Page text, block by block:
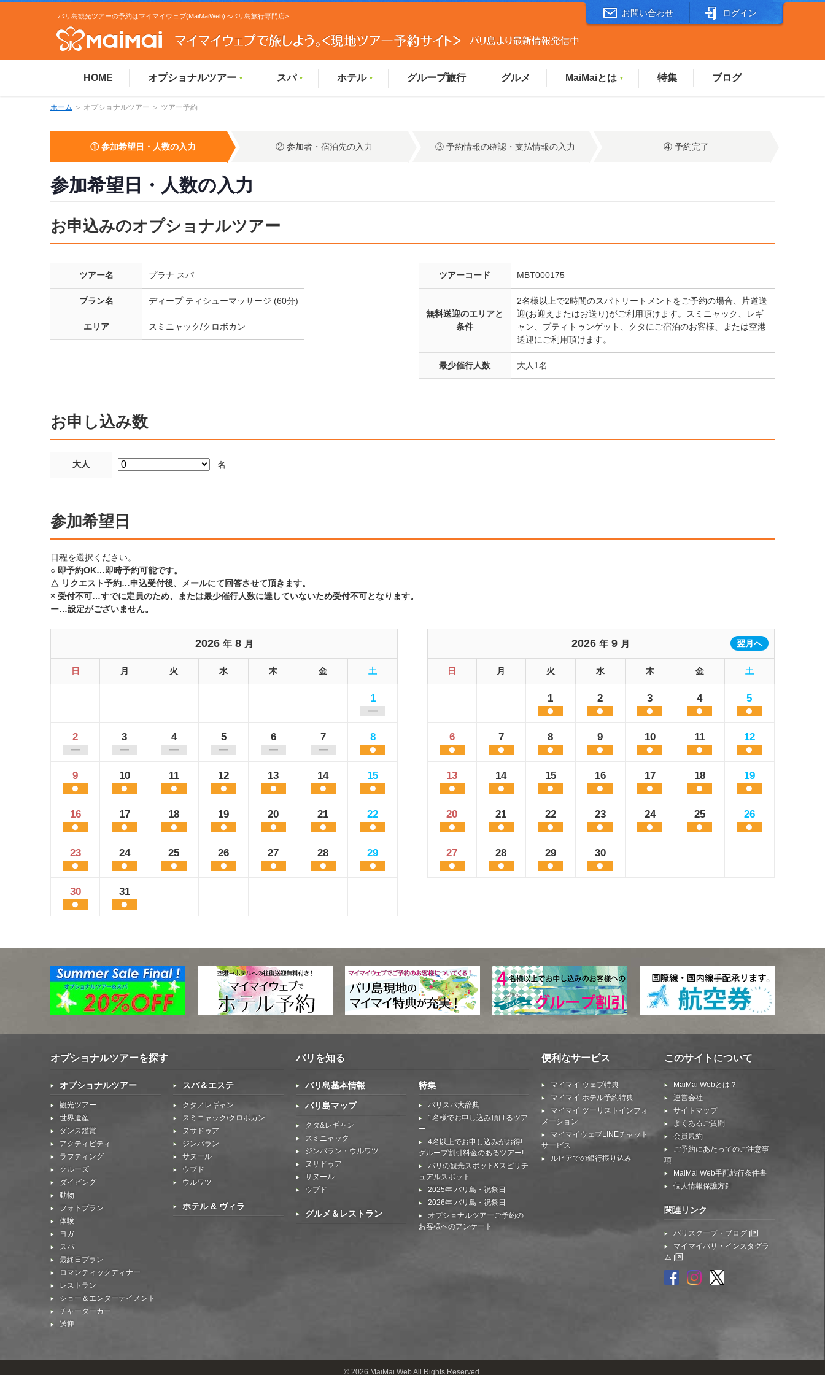
お問い合わせ ログイン
バリ島観光ツアーの予約はマイマイウェブ(MaiMaiWeb) <バリ島旅行専門店>
HOME オプショナルツアー ▼ スパ ▼ ホテル ▼ グループ旅行 グルメ MaiMaiとは ▼ 特集 ブログ
ホーム ＞ オプショナルツアー ＞ ツアー予約
① 参加希望日・人数の入力 ② 参加者・宿泊先の入力 ③ 予約情報の確認・支払情報の入力 ④ 予約完了
参加希望日・人数の入力
お申込みのオプショナルツアー
ツアー名 プラナ スパ
プラン名 ディープ ティシューマッサージ (60分)
エリア スミニャック/クロボカン
ツアーコード MBT000175
無料送迎のエリアと
条件
2名様以上で2時間のスパトリートメントをご予約の場合、片道送
迎(お迎えまたはお送り)がご利用頂けます。スミニャック、レギ
ャン、プティトゥンゲット、クタにご宿泊のお客様、または空港
送迎にご利用頂けます。
最少催行人数 大人1名
お申し込み数
大人 名
参加希望日
日程を選択ください。
○ 即予約OK…即時予約可能です。
△ リクエスト予約…申込受付後、メールにて回答させて頂きます。
× 受付不可…すでに定員のため、または最少催行人数に達していないため受付不可となります。
ー…設定がございません。
2026 年8 月
日 月 火 水 木 金 土
1
2 3 4 5 6 7 8
9 10 11 12 13 14 15
16 17 18 19 20 21 22
23 24 25 26 27 28 29
30 31
2026年 9 月 翌月へ
日 月 火 水 木 金 土
1 2 3 4 5
6 7 8 9 10 11 12
13 14 15 16 17 18 19
20 21 22 23 24 25 26
27 28 29 30
オプショナルツアーを探す
オプショナルツアー
観光ツアー
世界遺産
ダンス鑑賞
アクティビティ
ラフティング
クルーズ
ダイビング
動物
フォトプラン
体験
ヨガ
スパ
最終日プラン
ロマンティックディナー
レストラン
ショー＆エンターテイメント
チャーターカー
送迎
スパ＆エステ
クタ／レギャン
スミニャック/クロボカン
ヌサドゥア
ジンバラン
サヌール
ウブド
ウルワツ
ホテル & ヴィラ
バリを知る
バリ島基本情報
バリ島マップ
クタ&レギャン
スミニャック
ジンバラン・ウルワツ
ヌサドゥア
サヌール
ウブド
グルメ＆レストラン
特集
バリスパ大辞典
1名様でお申し込み頂けるツア
ー
4名以上でお申し込みがお得!
グループ割引料金のあるツアー!
バリの観光スポット&スピリチ
ュアルスポット
2025年 バリ島・祝祭日
2026年 バリ島・祝祭日
オプショナルツアーご予約の
お客様へのアンケート
便利なサービス
マイマイ ウェブ特典
マイマイ ホテル予約特典
マイマイ ツーリストインフォ
メーション
マイマイウェブLINEチャット
サービス
ルピアでの銀行振り込み
このサイトについて
MaiMai Webとは？
運営会社
サイトマップ
よくあるご質問
会員規約
ご予約にあたってのご注意事
項
MaiMai Web手配旅行条件書
個人情報保護方針
関連リンク
バリスクープ・ブログ
マイマイバリ・インスタグラ
ム
© 2026 MaiMai Web All Rights Reserved.